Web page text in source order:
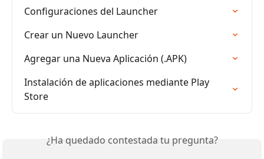
Configuraciones del Launcher
Crear un Nuevo Launcher
Agregar una Nueva Aplicación (.APK)
Instalación de aplicaciones mediante Play
Store
¿Ha quedado contestada tu pregunta?